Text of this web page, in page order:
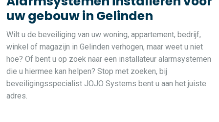
uw gebouw in Gelinden
Wilt u de beveiliging van uw woning, appartement, bedrijf,
winkel of magazijn in Gelinden verhogen, maar weet u niet
hoe? Of bent u op zoek naar een installateur alarmsystemen
die u hiermee kan helpen? Stop met zoeken, bij
beveiligingsspecialist JOJO Systems bent u aan het juiste
adres.